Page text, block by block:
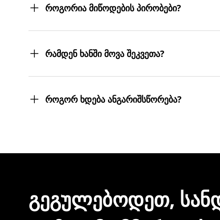
როგორია მიწოდების პირობები?
სასურველ მისამართებზე მოგიტანთ. მიტანის
რამდენ ხანში მოვა შეკვეთა?
თუმცა, ჩვენ ისეთი ყოჩაღები ვართ, 3
როგორ ხდება ანგარიშსწორება?
ᲒᲔᲒᲣᲚᲔᲑᲝᲓᲔᲗ,